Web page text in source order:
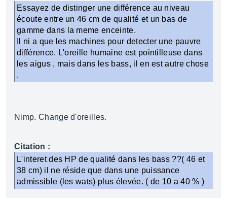
Essayez de distinger une différence au niveau
écoute entre un 46 cm de qualité et un bas de
gamme dans la meme enceinte.
Il ni a que les machines pour detecter une pauvre
différence. L'oreille humaine est pointilleuse dans
les aigus , mais dans les bass, il en est autre chose
.
Nimp. Change d'oreilles.
Citation :
L'interet des HP de qualité dans les bass ??( 46 et
38 cm) il ne réside que dans une puissance
admissible (les wats) plus élevée. ( de 10 a 40 % )